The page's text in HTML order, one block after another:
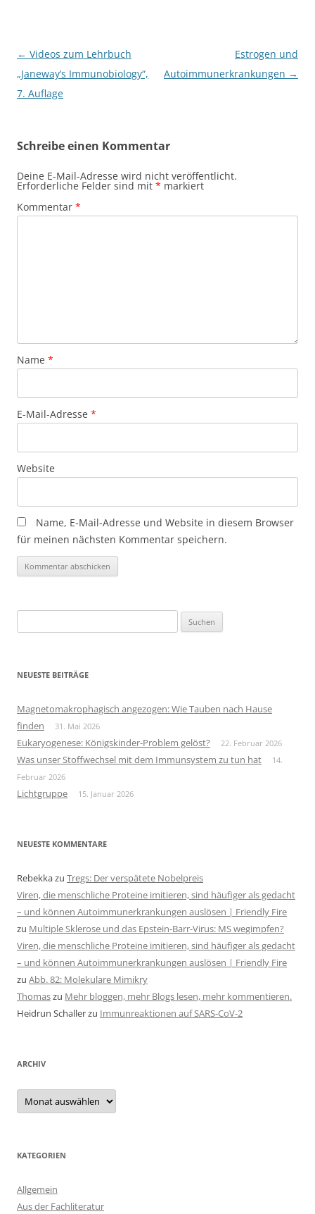
Beitragsnavigation
← Videos zum Lehrbuch
„Janeway’s Immunobiology“,
7. Auflage
Estrogen und
Autoimmunerkrankungen →
Schreibe einen Kommentar
Deine E-Mail-Adresse wird nicht veröffentlicht.
Erforderliche Felder sind mit * markiert
Kommentar *
Name *
E-Mail-Adresse *
Website
Name, E-Mail-Adresse und Website in diesem Browser
für meinen nächsten Kommentar speichern.
nach:
NEUESTE BEITRÄGE
Magnetomakrophagisch angezogen: Wie Tauben nach Hause
finden
31. Mai 2026
Eukaryogenese: Königskinder-Problem gelöst? 22. Februar 2026
Was unser Stoffwechsel mit dem Immunsystem zu tun hat
14.
Februar 2026
Lichtgruppe 15. Januar 2026
NEUESTE KOMMENTARE
Rebekkazu Tregs: Der verspätete Nobelpreis
Viren, die menschliche Proteine imitieren, sind häufiger als gedacht
– und können Autoimmunerkrankungen auslösen | Friendly Fire
zu Multiple Sklerose und das Epstein-Barr-Virus: MS wegimpfen?
Viren, die menschliche Proteine imitieren, sind häufiger als gedacht
– und können Autoimmunerkrankungen auslösen | Friendly Fire
zu Abb. 82: Molekulare Mimikry
Thomaszu Mehr bloggen, mehr Blogs lesen, mehr kommentieren.
Heidrun Schallerzu Immunreaktionen auf SARS-CoV-2
ARCHIV
Archiv
KATEGORIEN
Allgemein
Aus der Fachliteratur